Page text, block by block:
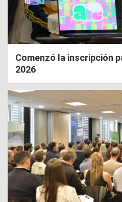
Comenzó la inscripción
2026